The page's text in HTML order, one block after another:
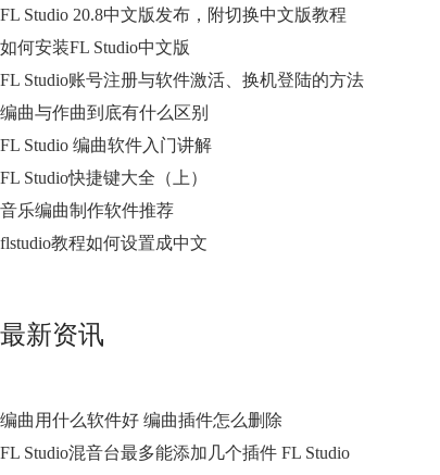
FL Studio 20.8中文版发布，附切换中文版教程
如何安装FL Studio中文版
FL Studio账号注册与软件激活、换机登陆的方法
编曲与作曲到底有什么区别
FL Studio 编曲软件入门讲解
FL Studio快捷键大全（上）
音乐编曲制作软件推荐
flstudio教程如何设置成中文
最新资讯
编曲用什么软件好 编曲插件怎么删除
FL Studio混音台最多能添加几个插件 FL Studio